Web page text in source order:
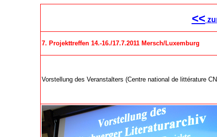
<<
7. Projekttreffen 14.-16./17.7.2011 Mersch/Luxemburg
Vorstellung des Veranstalters (Centre national de littérature